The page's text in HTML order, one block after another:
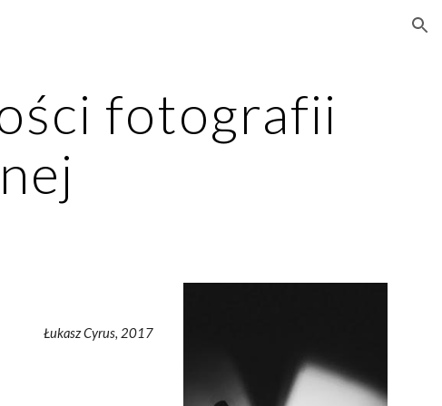
fotografii
Łukasz Cyrus, 2017